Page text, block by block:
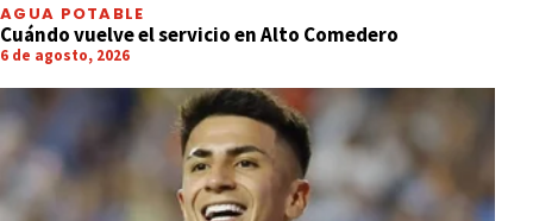
AGUA POTABLE
Cuándo vuelve el servicio en Alto Comedero
6 de agosto, 2026